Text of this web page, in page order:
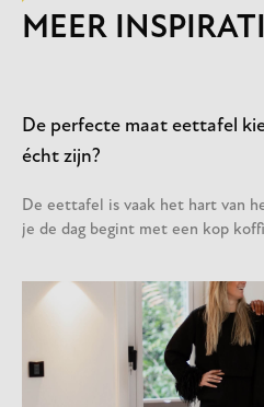
MEER
De perfecte maat eettafel
écht zijn?
De eettafel is vaak het hart van
je de dag begint met een kop